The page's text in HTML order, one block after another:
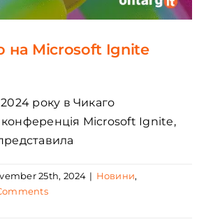
на Microsoft Ignite
року в Чикаго
Microsoft Ignite,
25th, 2024 | Новини,